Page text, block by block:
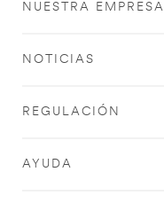
NUESTRA EMPRESA
NOTICIAS
REGULACIÓN
AYUDA